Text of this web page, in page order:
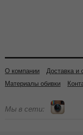
О компании Доставка и
Материалы обивки
Мы в сети: